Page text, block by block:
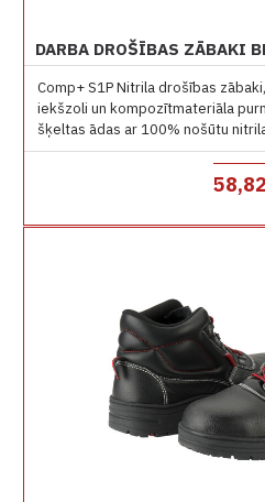
Comp+ S1P Nitrila drošības
iekšzoli un kompozītmateriāla
šķeltas ādas ar 100% nošūtu